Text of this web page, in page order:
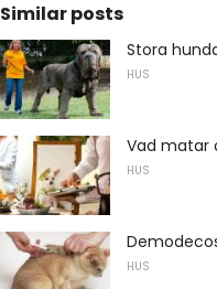
Similar posts
Stora
HUS
Vad matar
HUS
HUS